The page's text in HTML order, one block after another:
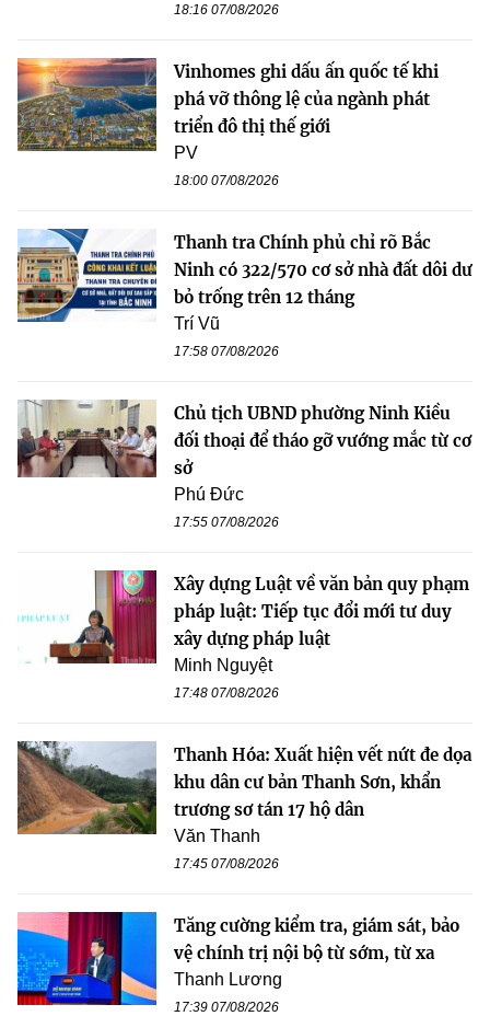
18:16 07/08/2026
Vinhomes ghi dấu ấn quốc tế khi
phá vỡ thông lệ của ngành phát
triển đô thị thế giới
PV
18:00 07/08/2026
Thanh tra Chính phủ chỉ rõ Bắc
Ninh có 322/570 cơ sở nhà đất dôi dư
bỏ trống trên 12 tháng
Trí Vũ
17:58 07/08/2026
Chủ tịch UBND phường Ninh Kiều
đối thoại để tháo gỡ vướng mắc từ cơ
sở
Phú Đức
17:55 07/08/2026
Xây dựng Luật về văn bản quy phạm
pháp luật: Tiếp tục đổi mới tư duy
xây dựng pháp luật
Minh Nguyệt
17:48 07/08/2026
Thanh Hóa: Xuất hiện vết nứt đe dọa
khu dân cư bản Thanh Sơn, khẩn
trương sơ tán 17 hộ dân
Văn Thanh
17:45 07/08/2026
Tăng cường kiểm tra, giám sát, bảo
vệ chính trị nội bộ từ sớm, từ xa
Thanh Lương
17:39 07/08/2026